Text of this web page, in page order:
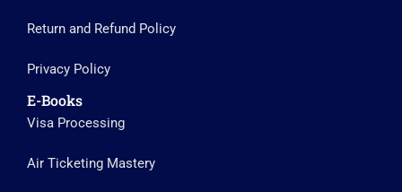
Return and Refund Policy
Privacy Policy
E-Books
Visa Processing
Air Ticketing Mastery